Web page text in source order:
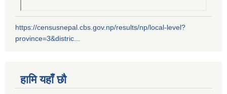
https://censusnepal.cbs.gov.np/results/np/local-level?
province=3&distric...
हामि यहाँ छौ